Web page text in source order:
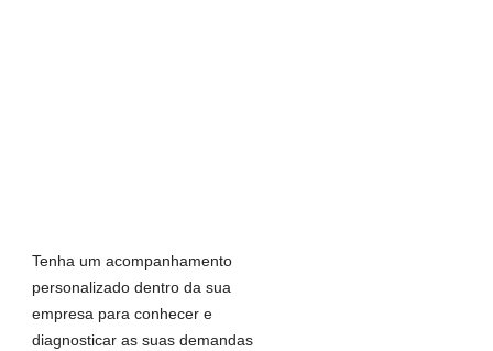
Tenha um acompanhamento
personalizado dentro da sua
empresa para conhecer e
diagnosticar as suas demandas